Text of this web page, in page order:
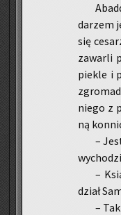
da­rzem
się
za­war­li
pie­kle i
nie­go z
ną
–
–
dział
–